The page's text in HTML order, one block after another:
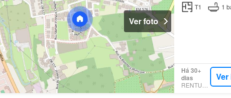
Ver foto
T1
1
Há 30+
dias
RENTUMO